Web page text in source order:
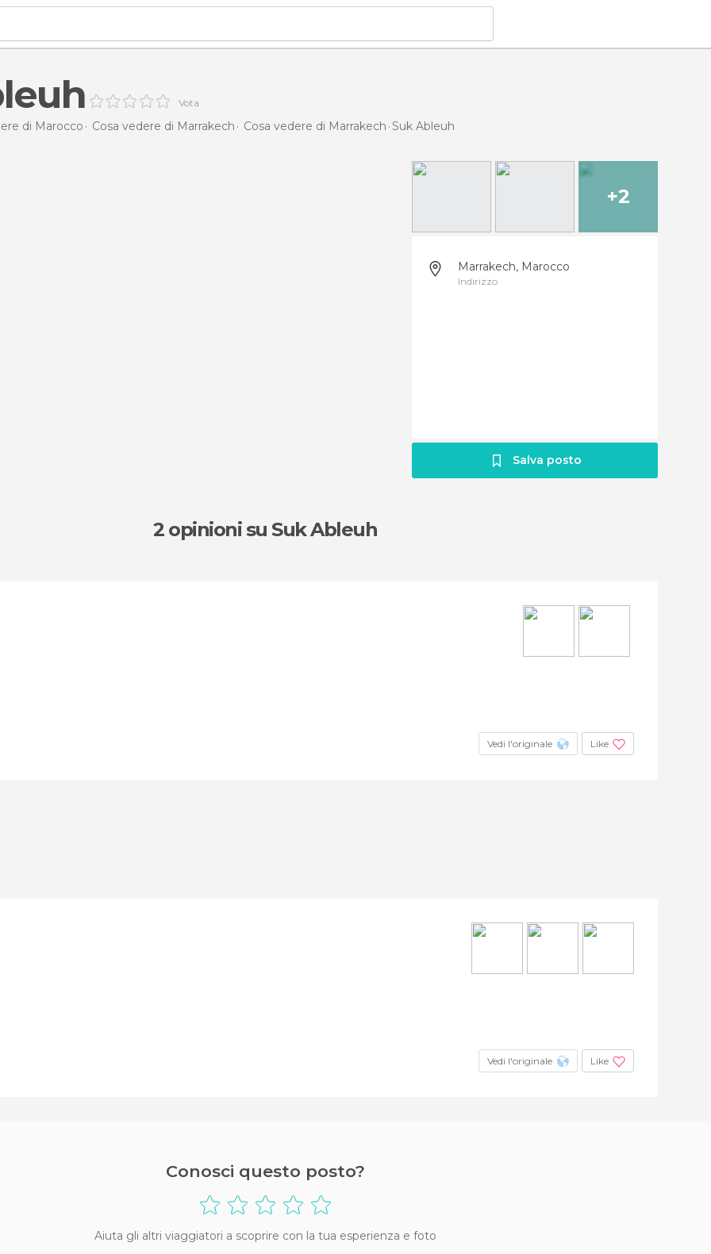
Vota
di Marocco Cosa vedere di Marrakech Cosa vedere di Marrakech Suk Ableuh
+2
Marrakech, Marocco
Indirizzo
Salva posto
2 opinioni su Suk Ableuh
Vedi l'originale Like
Vedi l'originale Like
Conosci questo posto?
Aiuta gli altri viaggiatori a scoprire con la tua esperienza e foto